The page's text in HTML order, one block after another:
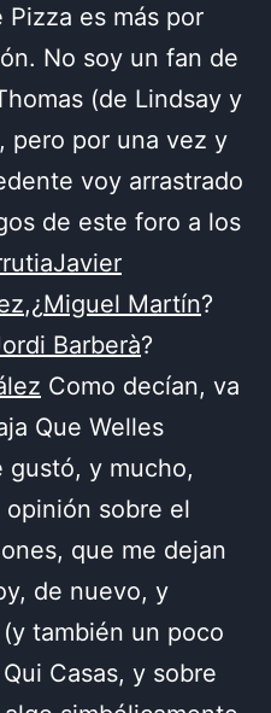
Pizza es más por
No soy un fan de
(de Lindsay y
pero por una vez y
voy arrastrado
de este foro a los
Javier
,¿Miguel Martín?
Barberà?
Como decían, va
Que Welles
gustó, y mucho,
sobre el
que me dejan
de nuevo, y
también un poco
Casas, y sobre